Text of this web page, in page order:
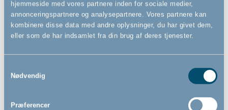
hjemmeside med vores partnere inden for sociale medier,
annonceringspartnere og analysepartnere. Vores partnere kan
kombinere disse data med andre oplysninger, du har givet dem,
eller som de har indsamlet fra din brug af deres tjenester.
Nødvendig
Præferencer
- Vægmonteret
Pet Flex L hundegitter, sort